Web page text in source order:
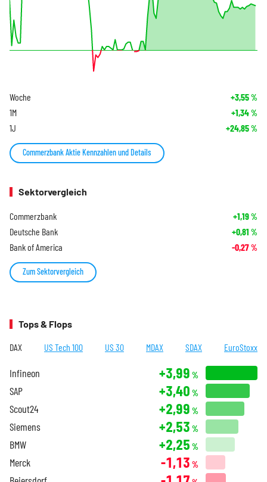
Woche +3,55%
1M +1,34%
1J +24,85%
Commerzbank Aktie Kennzahlen und Details
Sektorvergleich
Commerzbank +1,19%
Deutsche Bank +0,81 %
Bank of America -0,27%
Zum Sektorvergleich
Tops & Flops
DAX US Tech 100 US 30 MDAX SDAX EuroStoxx
Infineon +3,99 %
SAP +3,40 %
Scout24 +2,99 %
Siemens +2,53 %
BMW +2,25 %
Merck -1,13 %